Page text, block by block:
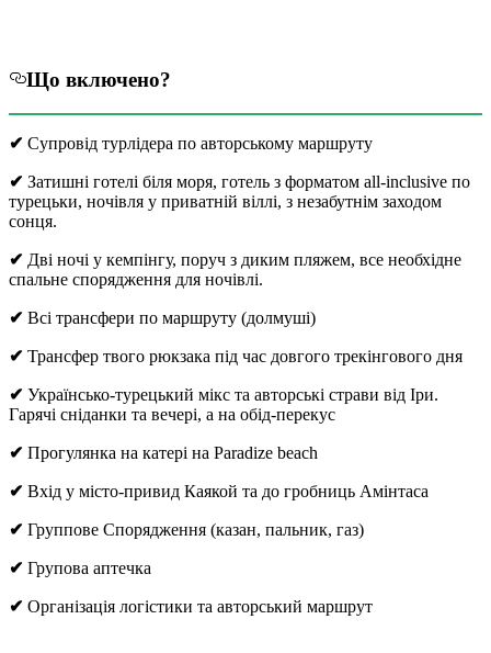
Що включено?
✔ Супровід турлідера по авторському маршруту
✔ Затишні готелі біля моря, готель з форматом all-inclusive по
турецьки, ночівля у приватній віллі, з незабутнім заходом
сонця.
✔ Дві ночі у кемпінгу, поруч з диким пляжем, все необхідне
спальне спорядження для ночівлі.
✔ Всі трансфери по маршруту (долмуші)
✔ Трансфер твого рюкзака під час довгого трекінгового дня
✔ Українсько-турецький мікс та авторські страви від Іри.
Гарячі сніданки та вечері, а на обід-перекус
✔ Прогулянка на катері на Paradize beach
✔ Вхід у місто-привид Каякой та до гробниць Амінтаса
✔ Группове Спорядження (казан, пальник, газ)
✔ Групова аптечка
✔ Організація логістики та авторський маршрут